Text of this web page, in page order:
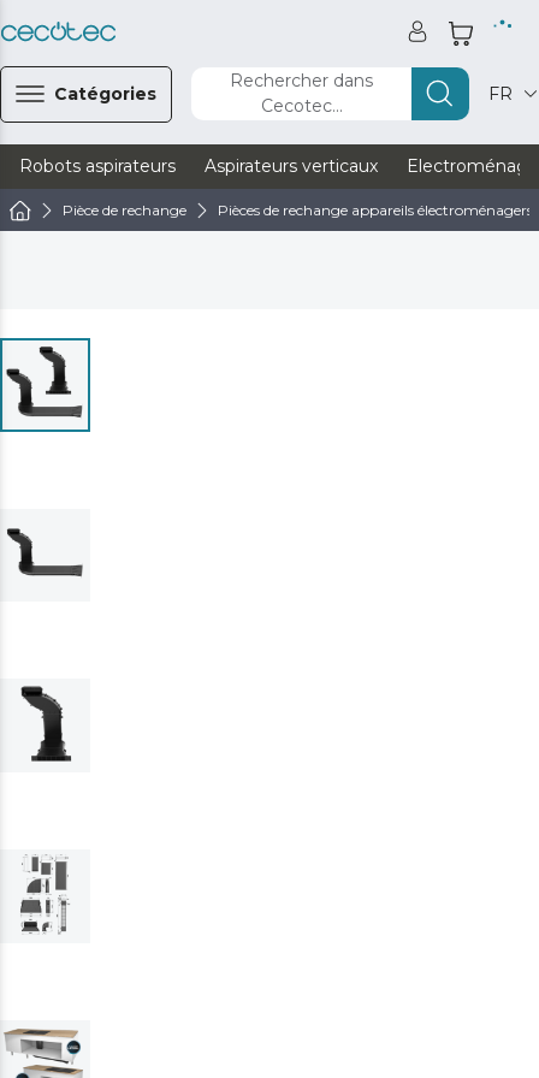
Catégories
Rechercher dans
Cecotec...
FR
Robots aspirateurs Aspirateurs verticaux
Pièce de rechange Pièces de rechange appareils électroménagers